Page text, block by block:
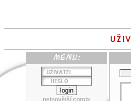
nejnovější comix